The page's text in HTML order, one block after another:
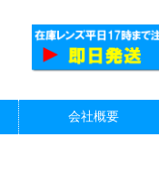
会社概要